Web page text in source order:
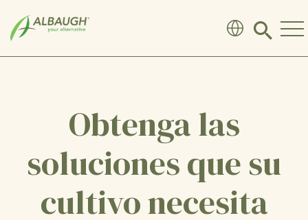
Click
search
Obtenga las
soluciones que su
cultivo necesita